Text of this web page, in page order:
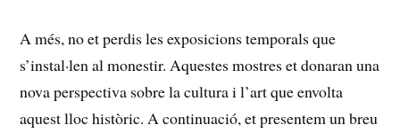
A més, no et perdis ‌les exposicions temporals que
s’instal·len al monestir. Aquestes mostres‌ et donaran una
nova perspectiva sobre la cultura i l’art que envolta
aquest lloc històric. A continuació,⁤ et presentem⁣ un⁣ breu